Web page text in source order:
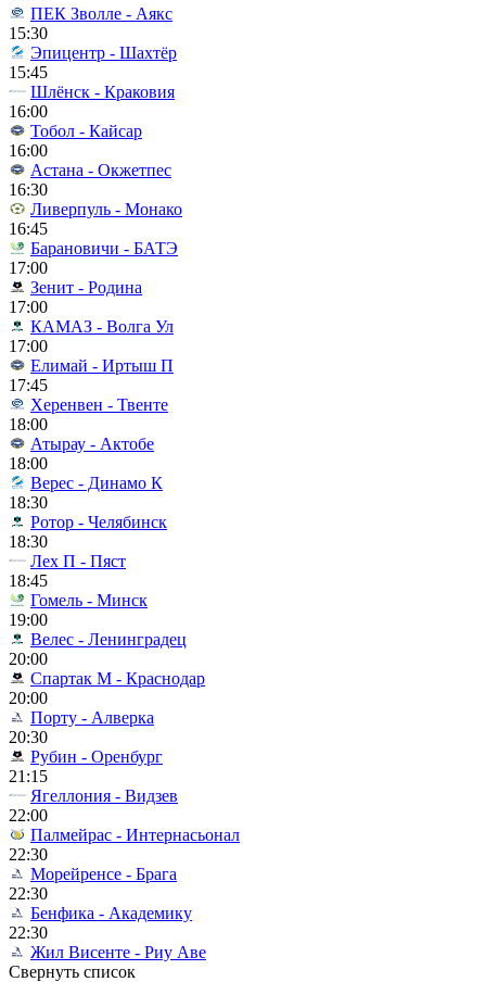
ПЕК Зволле - Аякс
15:30
Эпицентр - Шахтёр
15:45
Шлёнск - Краковия
16:00
Тобол - Кайсар
16:00
Астана - Окжетпес
16:30
Ливерпуль - Монако
16:45
Барановичи - БАТЭ
17:00
Зенит - Родина
17:00
КАМАЗ - Волга Ул
17:00
Елимай - Иртыш П
17:45
Херенвен - Твенте
18:00
Атырау - Актобе
18:00
Верес - Динамо К
18:30
Ротор - Челябинск
18:30
Лех П - Пяст
18:45
Гомель - Минск
19:00
Велес - Ленинградец
20:00
Спартак М - Краснодар
20:00
Порту - Алверка
20:30
Рубин - Оренбург
21:15
Ягеллония - Видзев
22:00
Палмейрас - Интернасьонал
22:30
Морейренсе - Брага
22:30
Бенфика - Академику
22:30
Жил Висенте - Риу Аве
Свернуть список